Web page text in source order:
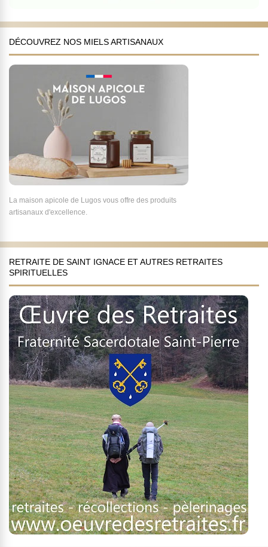
DÉCOUVREZ NOS MIELS ARTISANAUX
La maison apicole de Lugos vous offre des produits
artisanaux d'excellence.
RETRAITE DE SAINT IGNACE ET AUTRES RETRAITES
SPIRITUELLES